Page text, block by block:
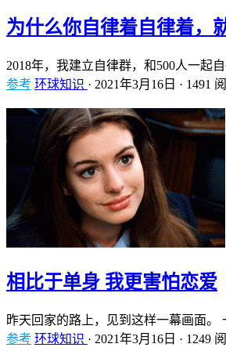
为什么你自律着自律着，
2018年，我建立自律群，和500人一起
参考 环球知识 · 2021年3月16日 · 1491
相比于单身 我更害怕恋爱
昨天回家的路上，见到这样一幕画面
参考 环球知识 · 2021年3月16日 · 1249